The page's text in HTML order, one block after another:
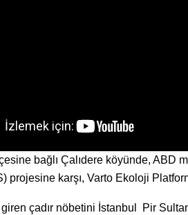
bağlı Çalıdere köyünde,
projesine karşı, Varto Ekoloji
giren çadır nöbetini İstanbul Pir